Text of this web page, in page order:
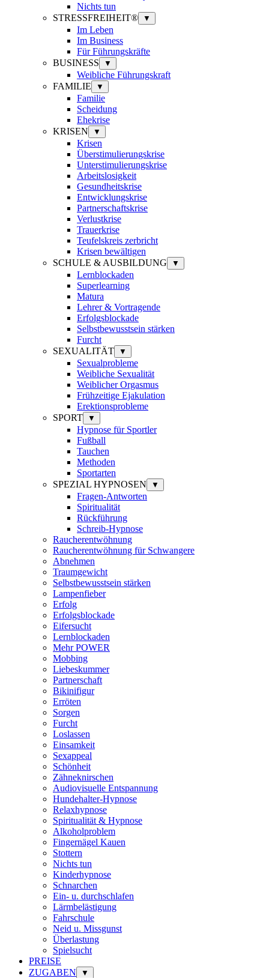
Nichts tun
STRESSFREIHEIT®
▼
Im Leben
Im Business
Für Führungskräfte
BUSINESS
▼
Weibliche Führungskraft
FAMILIE
▼
Familie
Scheidung
Ehekrise
KRISEN
▼
Krisen
Überstimulierungskrise
Unterstimulierungskrise
Arbeitslosigkeit
Gesundheitskrise
Entwicklungskrise
Partnerschaftskrise
Verlustkrise
Trauerkrise
Teufelskreis zerbricht
Krisen bewältigen
SCHULE & AUSBILDUNG
▼
Lernblockaden
Superlearning
Matura
Lehrer & Vortragende
Erfolgsblockade
Selbstbewusstsein stärken
Furcht
SEXUALITÄT
▼
Sexualprobleme
Weibliche Sexualität
Weiblicher Orgasmus
Frühzeitige Ejakulation
Erektionsprobleme
SPORT
▼
Hypnose für Sportler
Fußball
Tauchen
Methoden
Sportarten
SPEZIAL HYPNOSEN
▼
Fragen-Antworten
Spiritualität
Rückführung
Schreib-Hypnose
Raucherentwöhnung
Raucherentwöhnung für Schwangere
Abnehmen
Traumgewicht
Selbstbewusstsein stärken
Lampenfieber
Erfolg
Erfolgsblockade
Eifersucht
Lernblockaden
Mehr POWER
Mobbing
Liebeskummer
Partnerschaft
Bikinifigur
Erröten
Sorgen
Furcht
Loslassen
Einsamkeit
Sexappeal
Schönheit
Zähneknirschen
Audiovisuelle Entspannung
Hundehalter-Hypnose
Relaxhypnose
Spiritualität & Hypnose
Alkoholproblem
Fingernägel Kauen
Stottern
Nichts tun
Kinderhypnose
Schnarchen
Ein- u. durchschlafen
Lärmbelästigung
Fahrschule
Neid u. Missgunst
Überlastung
Spielsucht
PREISE
ZUGABEN
▼